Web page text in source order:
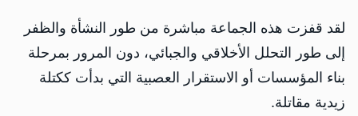
لقد قفزت هذه الجماعة مباشرة من طور النشأة والظفر
إلى طور التحلل الأخلاقي والجبائي، دون المرور بمرحلة
بناء المؤسسات أو الاستقرار العصبية التي بدأت ككتلة
زيدية مقاتلة.